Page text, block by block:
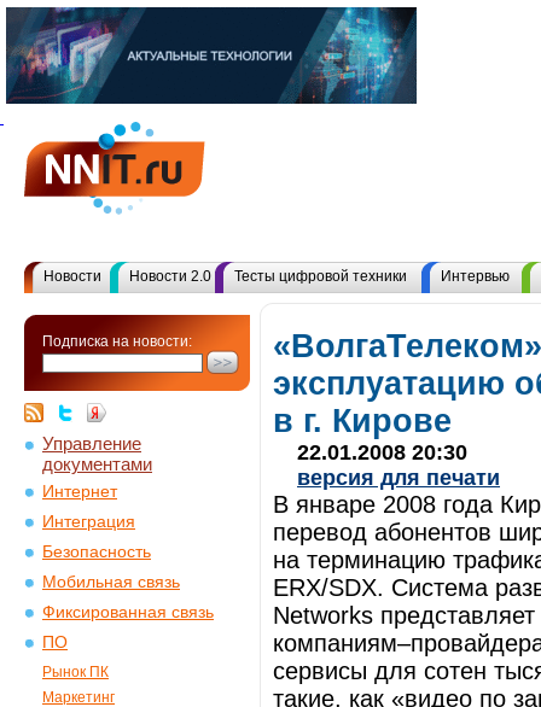
Новости Новости 2.0 Тесты цифровой техники Интервью
Подписка на новости:
Управление
документами
Интернет
Интеграция
Безопасность
Мобильная связь
Фиксированная связь
ПО
Рынок ПК
Маркетинг
эксплуатацию
в г. Кирове
22.01.2008 20:30
версия для печати
В январе 2008 года
перевод абонентов
на терминацию
ERX/SDX. Система
Networks
сервисы для сотен
такие, как «видео по